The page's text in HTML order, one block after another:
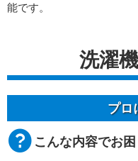
能です。
洗濯
プロ
こんな内容でお